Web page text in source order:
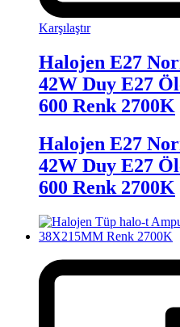
Karşılaştır
Halojen E27
42W Duy E27
600 Renk 2700K
Halojen E27
42W Duy E27
600 Renk 2700K